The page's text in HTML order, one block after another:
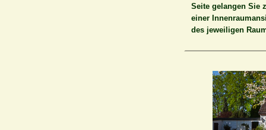
Seite gelangen Sie
einer
des jeweiligen